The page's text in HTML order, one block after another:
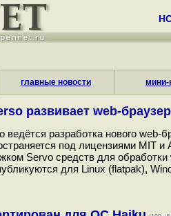
главные новости мини-
развивает web-
ведётся разработка нового
под лицензиями MIT
Servo средств для обработки
для Linux (flatpak),